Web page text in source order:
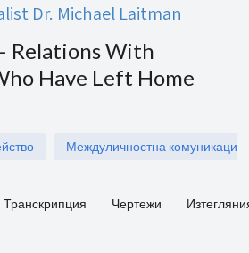
Dr. Michael Laitman
Relations With
Have Left Home
Междуличностна комуникация
Транскрипция Чертежи